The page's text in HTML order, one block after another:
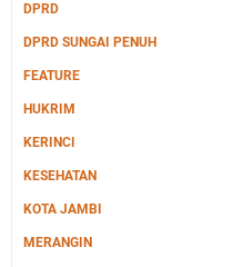
DPRD
DPRD SUNGAI PENUH
FEATURE
HUKRIM
KERINCI
KESEHATAN
KOTA JAMBI
MERANGIN